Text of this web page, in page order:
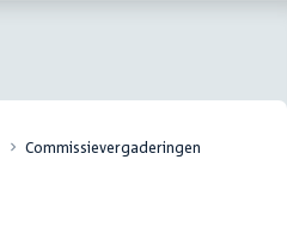
Commissievergaderingen